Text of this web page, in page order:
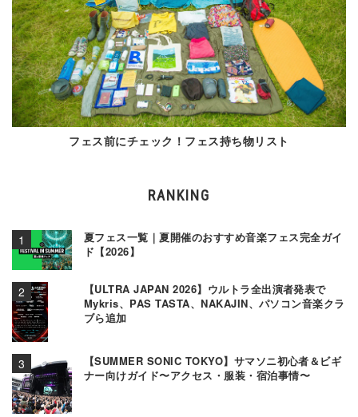
フェス前にチェック！フェス持ち物リスト
RANKING
夏フェス一覧｜夏開催のおすすめ音楽フェス完全ガイ
ド【2026】
【ULTRA JAPAN 2026】ウルトラ全出演者発表で
Mykris、PAS TASTA、NAKAJIN、パソコン音楽クラ
ブら追加
【SUMMER SONIC TOKYO】サマソニ初心者＆ビギ
ナー向けガイド〜アクセス・服装・宿泊事情〜